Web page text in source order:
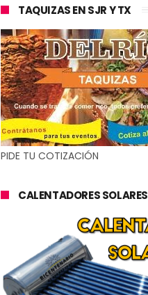
TAQUIZAS EN SJR Y TX
PIDE TU COTIZACIÓN
CALENTADORES SOLARES